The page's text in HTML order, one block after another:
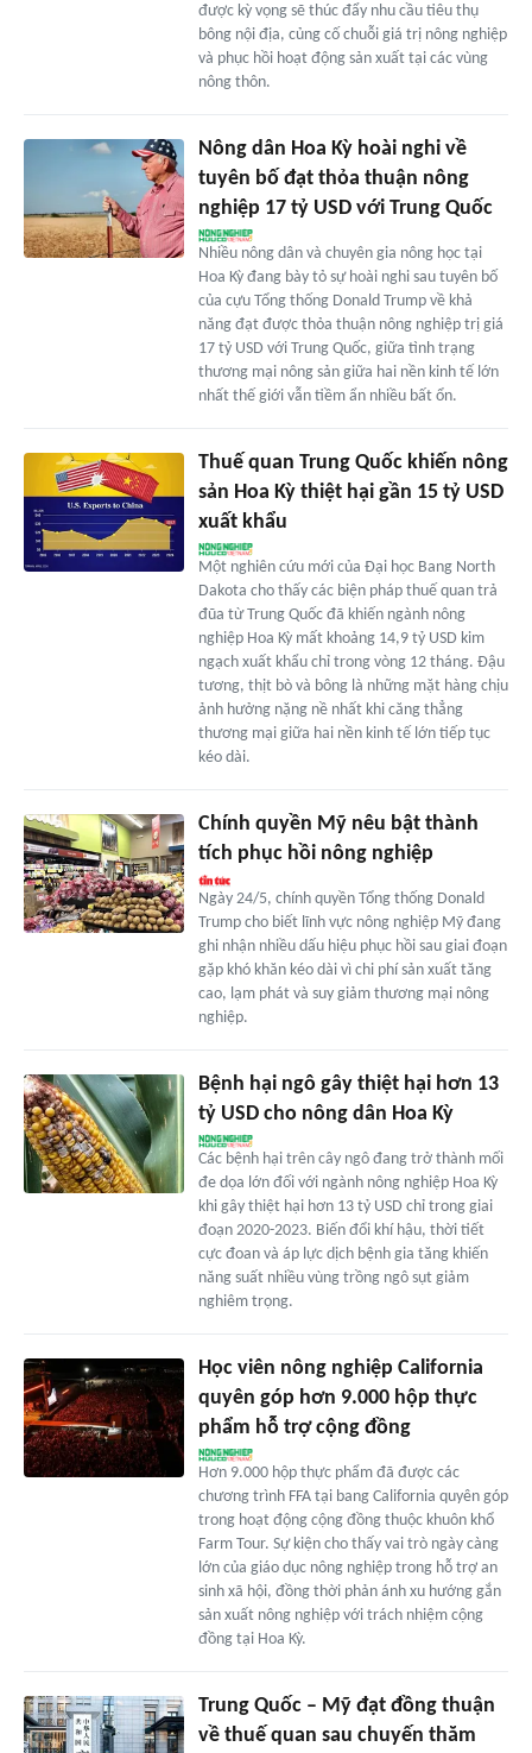
được kỳ vọng sẽ thúc đẩy nhu cầu tiêu thụ
bông nội địa, củng cố chuỗi giá trị nông nghiệp
và phục hồi hoạt động sản xuất tại các vùng
nông thôn.
Nông dân Hoa Kỳ hoài nghi về
tuyên bố đạt thỏa thuận nông
nghiệp 17 tỷ USD với Trung Quốc
Nhiều nông dân và chuyên gia nông học tại
Hoa Kỳ đang bày tỏ sự hoài nghi sau tuyên bố
của cựu Tổng thống Donald Trump về khả
năng đạt được thỏa thuận nông nghiệp trị giá
17 tỷ USD với Trung Quốc, giữa tình trạng
thương mại nông sản giữa hai nền kinh tế lớn
nhất thế giới vẫn tiềm ẩn nhiều bất ổn.
Thuế quan Trung Quốc khiến nông
sản Hoa Kỳ thiệt hại gần 15 tỷ USD
xuất khẩu
Một nghiên cứu mới của Đại học Bang North
Dakota cho thấy các biện pháp thuế quan trả
đũa từ Trung Quốc đã khiến ngành nông
nghiệp Hoa Kỳ mất khoảng 14,9 tỷ USD kim
ngạch xuất khẩu chỉ trong vòng 12 tháng. Đậu
tương, thịt bò và bông là những mặt hàng chịu
ảnh hưởng nặng nề nhất khi căng thẳng
thương mại giữa hai nền kinh tế lớn tiếp tục
kéo dài.
Chính quyền Mỹ nêu bật thành
tích phục hồi nông nghiệp
Ngày 24/5, chính quyền Tổng thống Donald
Trump cho biết lĩnh vực nông nghiệp Mỹ đang
ghi nhận nhiều dấu hiệu phục hồi sau giai đoạn
gặp khó khăn kéo dài vì chi phí sản xuất tăng
cao, lạm phát và suy giảm thương mại nông
nghiệp.
Bệnh hại ngô gây thiệt hại hơn 13
tỷ USD cho nông dân Hoa Kỳ
Các bệnh hại trên cây ngô đang trở thành mối
đe dọa lớn đối với ngành nông nghiệp Hoa Kỳ
khi gây thiệt hại hơn 13 tỷ USD chỉ trong giai
đoạn 2020-2023. Biến đổi khí hậu, thời tiết
cực đoan và áp lực dịch bệnh gia tăng khiến
năng suất nhiều vùng trồng ngô sụt giảm
nghiêm trọng.
Học viên nông nghiệp California
quyên góp hơn 9.000 hộp thực
phẩm hỗ trợ cộng đồng
Hơn 9.000 hộp thực phẩm đã được các
chương trình FFA tại bang California quyên góp
trong hoạt động cộng đồng thuộc khuôn khổ
Farm Tour. Sự kiện cho thấy vai trò ngày càng
lớn của giáo dục nông nghiệp trong hỗ trợ an
sinh xã hội, đồng thời phản ánh xu hướng gắn
sản xuất nông nghiệp với trách nhiệm cộng
đồng tại Hoa Kỳ.
Trung Quốc – Mỹ đạt đồng thuận
về thuế quan sau chuyến thăm